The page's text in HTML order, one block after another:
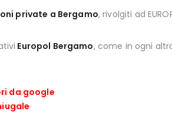
private a Bergamo, rivolgiti ad
Europol Bergamo, come in ogni
da google